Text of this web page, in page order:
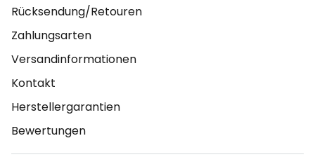
Rücksendung/Retouren
Zahlungsarten
Versandinformationen
Kontakt
Herstellergarantien
Bewertungen